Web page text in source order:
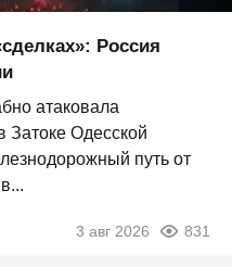
Россия
атаковала
Затоке Одесской
путь от
3 авг 2026 831